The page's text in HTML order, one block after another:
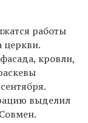
работы
церкви.
кровли,
выделил